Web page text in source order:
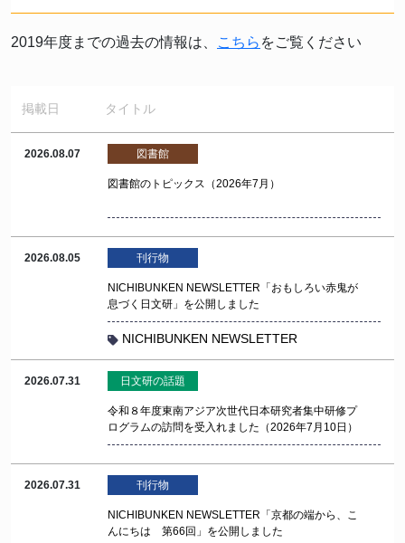
2019年度までの過去の情報は、 こちら をご覧ください
掲載日 タイトル
2026.08.07 図書館
図書館のトピックス（2026年7月）
2026.08.05 刊行物
NICHIBUNKEN NEWSLETTER「おもしろい赤鬼が
息づく日文研」を公開しました
NICHIBUNKEN NEWSLETTER
2026.07.31 日文研の話題
令和８年度東南アジア次世代日本研究者集中研修プ
ログラムの訪問を受入れました（2026年7月10日）
2026.07.31 刊行物
NICHIBUNKEN NEWSLETTER「京都の端から、こ
んにちは 第66回」を公開しました